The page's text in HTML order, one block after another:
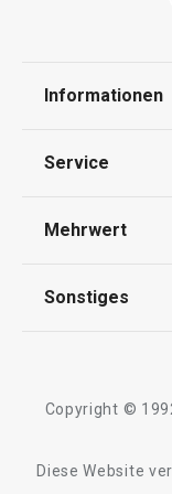
Outdoor-
Informationen
Impressum
Service
Kontaktformular
Mehrwert
Qualität
Sonstiges
Barrierefreiheit
Copyright ©
Diese Website